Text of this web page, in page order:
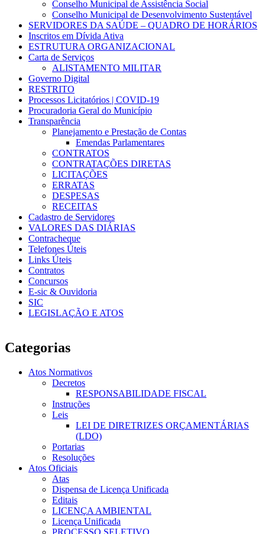
Conselho Municipal de Assistência Social
Conselho Municipal de Desenvolvimento Sustentável
SERVIDORES DA SAÚDE – QUADRO DE HORÁRIOS
Inscritos em Dívida Ativa
ESTRUTURA ORGANIZACIONAL
Carta de Serviços
ALISTAMENTO MILITAR
Governo Digital
RESTRITO
Processos Licitatórios | COVID-19
Procuradoria Geral do Município
Transparência
Planejamento e Prestação de Contas
Emendas Parlamentares
CONTRATOS
CONTRATAÇÕES DIRETAS
LICITAÇÕES
ERRATAS
DESPESAS
RECEITAS
Cadastro de Servidores
VALORES DAS DIÁRIAS
Contracheque
Telefones Úteis
Links Úteis
Contratos
Concursos
E-sic & Ouvidoria
SIC
LEGISLAÇÃO E ATOS
Categorias
Atos Normativos
Decretos
RESPONSABILIDADE FISCAL
Instruções
Leis
LEI DE DIRETRIZES ORÇAMENTÁRIAS
(LDO)
Portarias
Resoluções
Atos Oficiais
Atas
Dispensa de Licença Unificada
Editais
LICENÇA AMBIENTAL
Licença Unificada